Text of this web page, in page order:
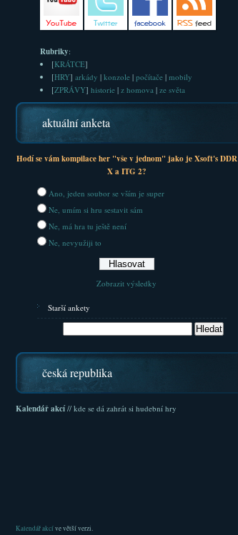
Rubriky:
[KRÁTCE]
[HRY] arkády | konzole| počítače| mobily
[ZPRÁVY] historie| z homova| ze světa
aktuální anketa
Hodí se vám kompilace her "vše v jednom" jako je Xsoft's DDR
X a ITG 2?
Ano, jeden soubor se vším je super
Ne, umím si hru sestavit sám
Ne, má hra tu ještě není
Ne, nevyužiji to
Zobrazit výsledky
Starší ankety
česká republika
Kalendář akcí// kde se dá zahrát si hudební hry
Kalendář akcíve větší verzi.